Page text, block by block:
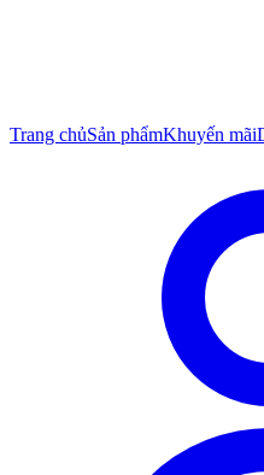
Trang chủSản phẩmKhuyến mãi